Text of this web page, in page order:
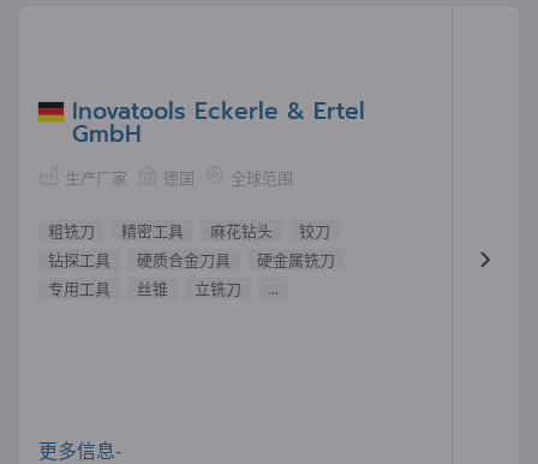
Inovatools Eckerle & Ertel
GmbH
生产厂家 德国 全球范围
粗铣刀 精密工具 麻花钻头
铰刀
钻探工具
硬质合金刀具
硬金属铣刀
专用工具
丝锥 立铣刀 ...
更多信息-